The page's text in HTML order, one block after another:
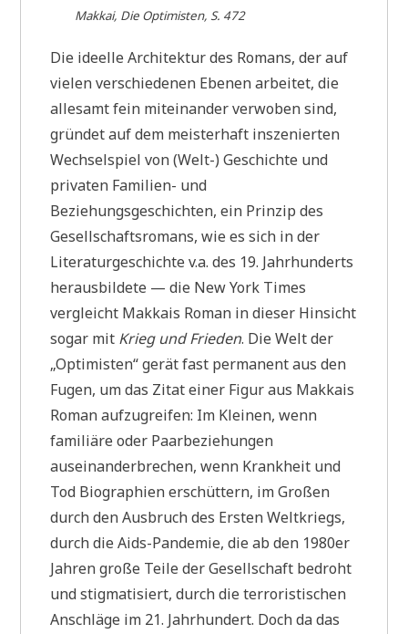
Makkai, Die Optimisten, S. 472
Die ideelle Architektur des Romans, der auf
vielen verschiedenen Ebenen arbeitet, die
allesamt fein miteinander verwoben sind,
gründet auf dem meisterhaft inszenierten
Wechselspiel von (Welt-) Geschichte und
privaten Familien- und
Beziehungsgeschichten, ein Prinzip des
Gesellschaftsromans, wie es sich in der
Literaturgeschichte v.a. des 19. Jahrhunderts
herausbildete — die New York Times
vergleicht Makkais Roman in dieser Hinsicht
sogar mit Krieg und Frieden. Die Welt der
„Optimisten“ gerät fast permanent aus den
Fugen, um das Zitat einer Figur aus Makkais
Roman aufzugreifen: Im Kleinen, wenn
familiäre oder Paarbeziehungen
auseinanderbrechen, wenn Krankheit und
Tod Biographien erschüttern, im Großen
durch den Ausbruch des Ersten Weltkriegs,
durch die Aids-Pandemie, die ab den 1980er
Jahren große Teile der Gesellschaft bedroht
und stigmatisiert, durch die terroristischen
Anschläge im 21. Jahrhundert. Doch da das